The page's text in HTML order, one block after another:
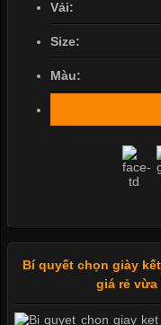
Vải:
Size:
Màu:
Bí quyết chọn giày
giá rẻ